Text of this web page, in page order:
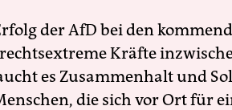
der AfD bei den
Kräfte
es Zusammenhalt und
die sich vor Ort für